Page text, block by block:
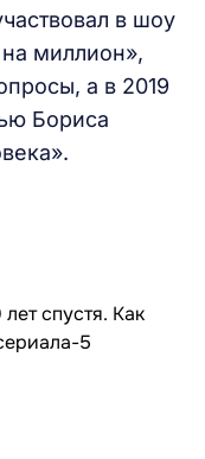
в шоу
миллион»,
а в 2019
Бориса